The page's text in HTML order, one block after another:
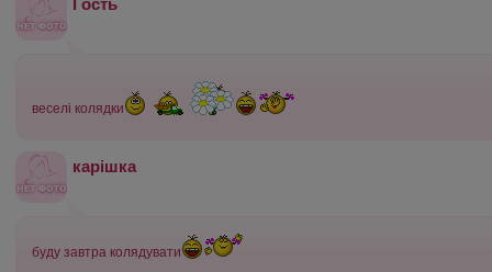
Гость
веселі колядки
карішка
буду завтра колядувати